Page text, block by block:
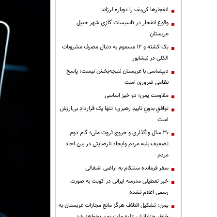
انفجارها کی‌یف را دوباره لرزاند
وقوع انفجار در تاسیسات گازی شهر جبیل
عربستان
یک کشته و ۱۲ مسموم به دنبال مصرف مشروبات
الکلی در نیشابور
دیپلماسی با عربستان نتیجه‌بخش نیست؛ پاسخ
نظامی ضروری است
مقاومت یمن؛ دو خیز اساسی
توافقِ بدونِ تاییدِ رهبری؛ تنها یک قراردادِ بی‌ارزش
است
۳۰ سال واگذاری و خروج ثروت ملی؛ گام دوم
تضعیف بنیه مردم وایجاد نارضایتی در بین احاد
مردم
سفر فرمانده سنتکام به اراضی اشغالی
خبر تعطیلی مدرسه ایرانی در کویت به صورت
رسمی اعلام نشده
یمن: تشکیل ائتلاف هرگز مانع مجازات عربستان به